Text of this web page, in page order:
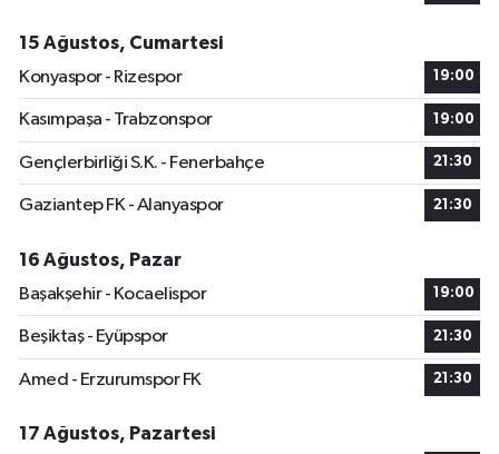
15 Ağustos, Cumartesi
Konyaspor - Rizespor
19:00
Kasımpaşa - Trabzonspor 19:00
Gençlerbirliği S.K. - Fenerbahçe 21:30
Gaziantep FK - Alanyaspor 21:30
16 Ağustos, Pazar
Başakşehir - Kocaelispor
19:00
Beşiktaş - Eyüpspor 21:30
Amed - Erzurumspor FK 21:30
17 Ağustos, Pazartesi